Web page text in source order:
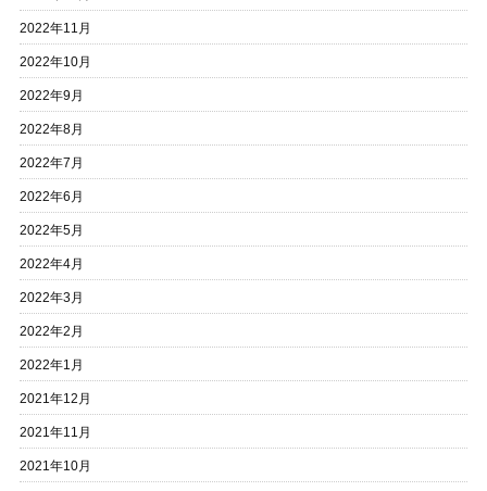
2022年11月
2022年10月
2022年9月
2022年8月
2022年7月
2022年6月
2022年5月
2022年4月
2022年3月
2022年2月
2022年1月
2021年12月
2021年11月
2021年10月